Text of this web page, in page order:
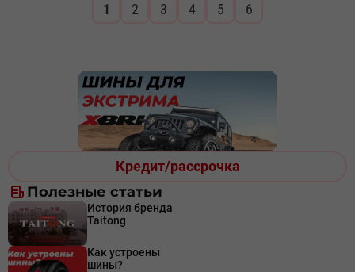
Кредит/рассрочка
Полезные статьи
История бренда
Taitong
Как устроены
шины?
1 2 3 4 5 6